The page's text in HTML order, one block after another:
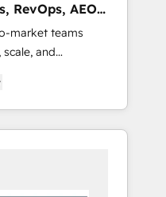
custom agents
deep HIPAA-
growth.
RevOps, AEO
market teams
and
activate
platform
Loop
expert-led